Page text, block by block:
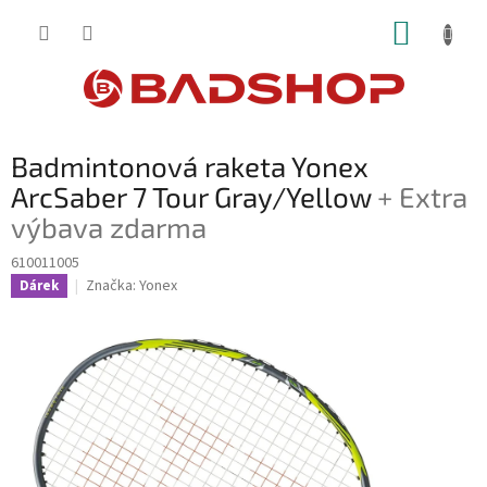
Badmintonová raketa Yonex
ArcSaber 7 Tour Gray/Yellow+ Extra
výbava zdarma
610011005
Dárek Značka: Yonex